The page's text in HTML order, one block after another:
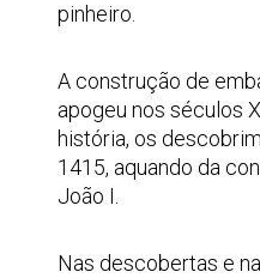
pinheiro.
A construção de
apogeu nos séculos
história, os
1415, aquando da
João I.
Nas descobertas e